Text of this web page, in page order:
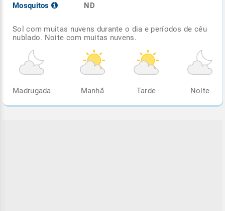
Mosquitos
ND
Sol com muitas nuvens durante o dia e períodos de céu
nublado. Noite com muitas nuvens.
Madrugada Manhã Tarde Noite